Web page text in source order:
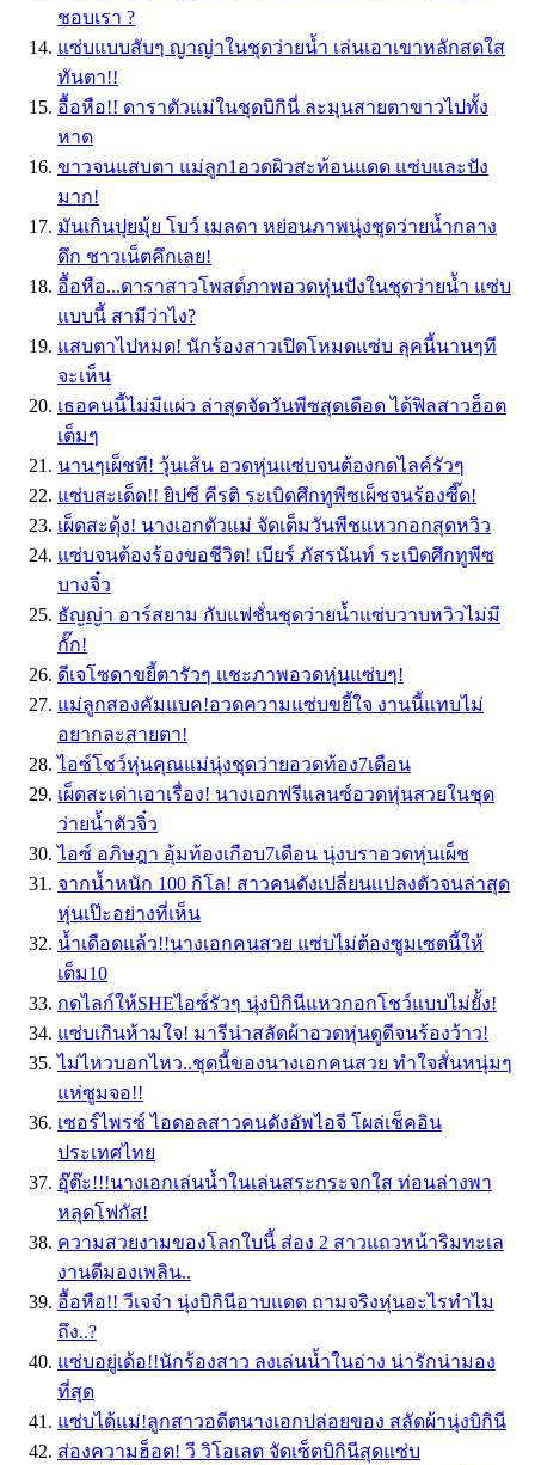
ชอบเรา ?
แซ่บแบบสับๆ ญาญ่าในชุดว่ายน้ำ เล่นเอาเขาหลักสดใส
ทันตา!!
อื้อหือ!! ดาราตัวแม่ในชุดบิกินี่ ละมุนสายตาขาวไปทั้ง
หาด
ขาวจนแสบตา แม่ลูก1อวดผิวสะท้อนแดด แซ่บและปัง
มาก!
มันเกินปุยมุ้ย โบว์ เมลดา หย่อนภาพนุ่งชุดว่ายน้ำกลาง
ดึก ชาวเน็ตคึกเลย!
อื้อหือ...ดาราสาวโพสต์ภาพอวดหุ่นปังในชุดว่ายน้ำ แซ่บ
แบบนี้ สามีว่าไง?
แสบตาไปหมด! นักร้องสาวเปิดโหมดแซ่บ ลุคนี้นานๆที
จะเห็น
เธอคนนี้ไม่มีแผ่ว ล่าสุดจัดวันพีซสุดเดือด ได้ฟิลสาวฮ็อต
เต็มๆ
นานๆเผ็ชที! วุ้นเส้น อวดหุ่นแซ่บจนต้องกดไลค์รัวๆ
แซ่บสะเด็ด!! ยิปซี คีรติ ระเบิดศึกทูพีซเผ็ชจนร้องซี๊ด!
เผ็ดสะดุ้ง! นางเอกตัวแม่ จัดเต็มวันพีชแหวกอกสุดหวิว
แซ่บจนต้องร้องขอชีวิต! เบียร์ ภัสรนันท์ ระเบิดศึกทูพีซ
บางจิ๋ว
ธัญญ่า อาร์สยาม กับแฟชั่นชุดว่ายน้ำแซ่บวาบหวิวไม่มี
กั๊ก!
ดีเจโซดาขยี้ตารัวๆ แชะภาพอวดหุ่นแซ่บๆ!
แม่ลูกสองคัมแบค!อวดความแซ่บขยี้ใจ งานนี้แทบไม่
อยากละสายตา!
ไอซ์โชว์หุ่นคุณแม่นุ่งชุดว่ายอวดท้อง7เดือน
เผ็ดสะเด่าเอาเรื่อง! นางเอกฟรีแลนซ์อวดหุ่นสวยในชุด
ว่ายน้ำตัวจิ๋ว
ไอซ์ อภิษฎา อุ้มท้องเกือบ7เดือน นุ่งบราอวดหุ่นเผ็ช
จากน้ำหนัก 100 กิโล! สาวคนดังเปลี่ยนเเปลงตัวจนล่าสุด
หุ่นเป๊ะอย่างที่เห็น
น้ำเดือดแล้ว!!นางเอกคนสวย แซ่บไม่ต้องซูมเซตนี้ให้
เต็ม10
กดไลก์ให้SHEไอซ์รัวๆ นุ่งบิกินีแหวกอกโชว์แบบไม่ยั้ง!
แซ่บเกินห้ามใจ! มารีน่าสลัดผ้าอวดหุ่นดูดีจนร้องว้าว!
ไม่ไหวบอกไหว..ชุดนี้ของนางเอกคนสวย ทำใจสั่นหนุ่มๆ
แห่ซูมจอ!!
เซอร์ไพรซ์ ไอดอลสาวคนดังอัพไอจี โผล่เช็คอิน
ประเทศไทย
อุ๊ต๊ะ!!!นางเอกเล่นน้ำในเล่นสระกระจกใส ท่อนล่างพา
หลุดโฟกัส!
ความสวยงามของโลกใบนี้ ส่อง 2 สาวแถวหน้าริมทะเล
งานดีมองเพลิน..
อื้อหือ!! วีเจจ๋า นุ่งบิกินีอาบแดด ถามจริงหุ่นอะไรทำไม
ถึง..?
แซ่บอยู่เด้อ!!นักร้องสาว ลงเล่นน้ำในอ่าง น่ารักน่ามอง
ที่สุด
แซ่บได้แม่!ลูกสาวอดีตนางเอกปล่อยของ สลัดผ้านุ่งบิกินี
ส่องความฮ็อต! วี วิโอเลต จัดเซ็ตบิกินีสุดแซ่บ